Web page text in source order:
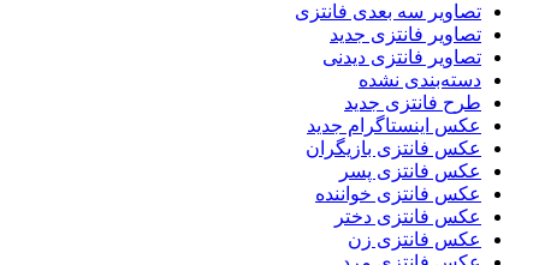
تصاویر سه بعدی فانتزی
تصاویر فانتزی جدید
تصاویر فانتزی دیدنی
دسته‌بندی نشده
طرح فانتزی جدید
عکس اینستاگرام جدید
عکس فانتزی بازیگران
عکس فانتزی پسر
عکس فانتزی خواننده
عکس فانتزی دختر
عکس فانتزی زن